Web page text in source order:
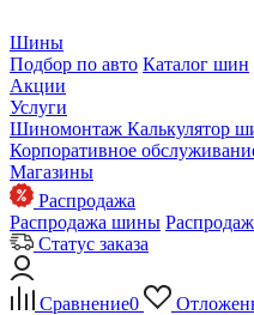
Шины
Подбор по авто Каталог шин
Акции
Услуги
Шиномонтаж Калькулятор
Корпоративное
Магазины
Распродажа
Распродажа шины
Статус заказа
Сравнение0